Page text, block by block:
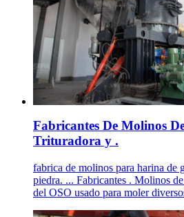
Fabricantes De Molinos
Trituradora y .
fabrica de molinos para harina de
piedra. ... Fabricantes . Molinos
del OSO usado para moler